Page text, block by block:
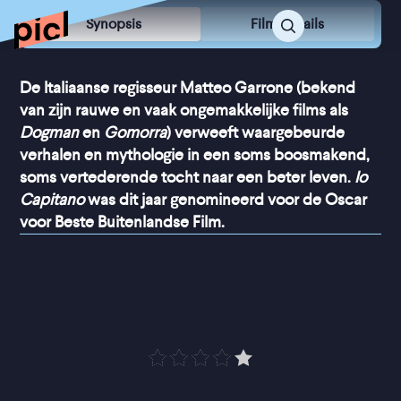
Synopsis Film Details
De Italiaanse regisseur Matteo Garrone (bekend
van zijn rauwe en vaak ongemakkelijke films als
Dogmanen Gomorra) verweeft waargebeurde
verhalen en mythologie in een soms boosmakend,
soms vertederende tocht naar een beter leven. Io
Capitanowas dit jaar genomineerd voor de Oscar
voor Beste Buitenlandse Film.